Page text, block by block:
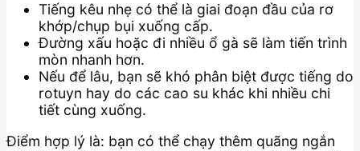
Tiếng kêu nhẹ có thể là giai đoạn đầu của rơ
khớp/chụp bụi xuống cấp.
Đường xấu hoặc đi nhiều ổ gà sẽ làm tiến trình
mòn nhanh hơn.
Nếu để lâu, bạn sẽ khó phân biệt được tiếng do
rotuyn hay do các cao su khác khi nhiều chi
tiết cùng xuống.
Điểm hợp lý là: bạn có thể chạy thêm quãng ngắn